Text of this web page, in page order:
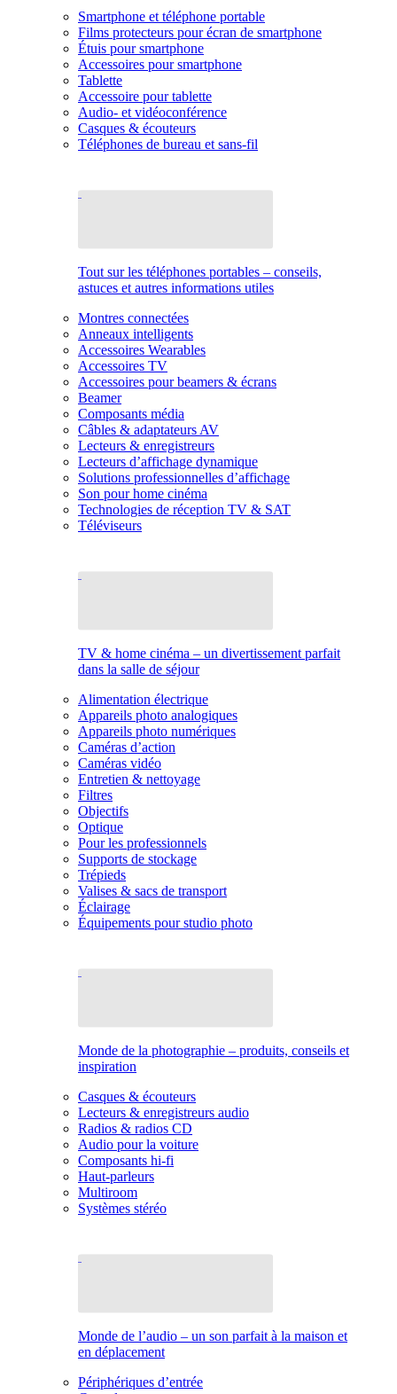
Smartphone et téléphone portable
Films protecteurs pour écran de smartphone
Étuis pour smartphone
Accessoires pour smartphone
Tablette
Accessoire pour tablette
Audio- et vidéoconférence
Casques & écouteurs
Téléphones de bureau et sans-fil
Tout sur les téléphones portables – conseils,
astuces et autres informations utiles
Montres connectées
Anneaux intelligents
Accessoires Wearables
Accessoires TV
Accessoires pour beamers & écrans
Beamer
Composants média
Câbles & adaptateurs AV
Lecteurs & enregistreurs
Lecteurs d’affichage dynamique
Solutions professionnelles d’affichage
Son pour home cinéma
Technologies de réception TV & SAT
Téléviseurs
TV & home cinéma – un divertissement parfait
dans la salle de séjour
Alimentation électrique
Appareils photo analogiques
Appareils photo numériques
Caméras d’action
Caméras vidéo
Entretien & nettoyage
Filtres
Objectifs
Optique
Pour les professionnels
Supports de stockage
Trépieds
Valises & sacs de transport
Éclairage
Équipements pour studio photo
Monde de la photographie – produits, conseils et
inspiration
Casques & écouteurs
Lecteurs & enregistreurs audio
Radios & radios CD
Audio pour la voiture
Composants hi-fi
Haut-parleurs
Multiroom
Systèmes stéréo
Monde de l’audio – un son parfait à la maison et
en déplacement
Périphériques d’entrée